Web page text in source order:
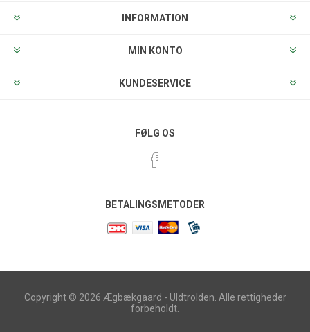
INFORMATION
MIN KONTO
KUNDESERVICE
FØLG OS
BETALINGSMETODER
Copyright © 2026 Ægbækgaard - Uldtrolden. Alle rettigheder
forbeholdt.